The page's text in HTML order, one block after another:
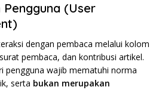
(User
dengan pembaca melalui kolom
pembaca, dan kontribusi artikel.
pengguna wajib mematuhi norma
serta bukan merupakan